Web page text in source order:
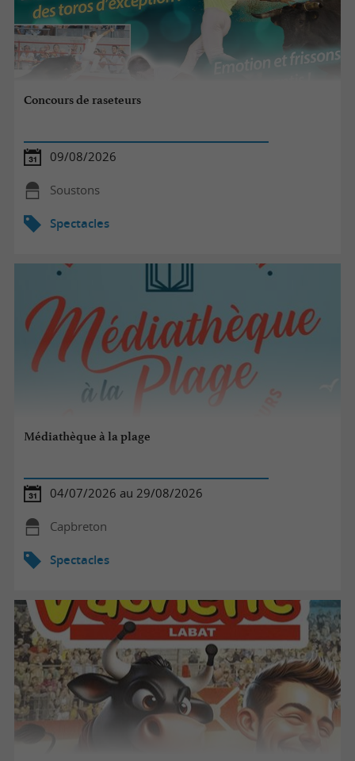
Concours de raseteurs
09/08/2026
Soustons
Spectacles
Médiathèque à la plage
04/07/2026 au 29/08/2026
Capbreton
Spectacles